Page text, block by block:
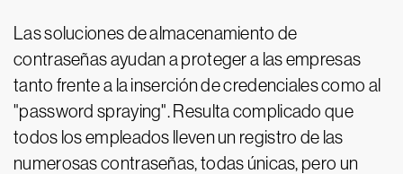
Las soluciones de almacenamiento de
contraseñas ayudan a proteger a las empresas
tanto frente a la inserción de credenciales como al
"password spraying". Resulta complicado que
todos los empleados lleven un registro de las
numerosas contraseñas, todas únicas, pero un